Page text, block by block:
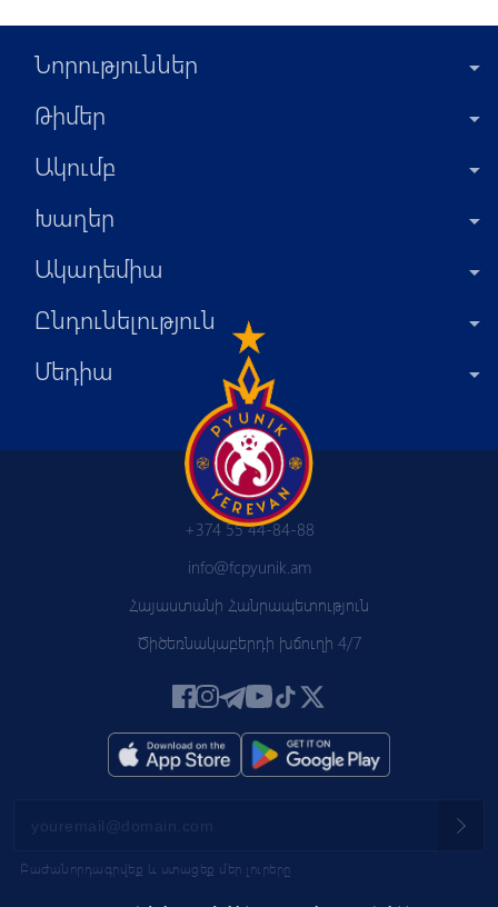
Նորություններ
Թիմեր
Ակումբ
Խաղեր
Ակադեմիա
Ընդունելություն
Մեդիա
+374 55 44-84-88
info@fcpyunik.am
Հայաստանի Հանրապետություն
Ծիծեռնակաբերդի խճուղի 4/7
Բաժանորդագրվեք և ստացեք մեր լուրերը